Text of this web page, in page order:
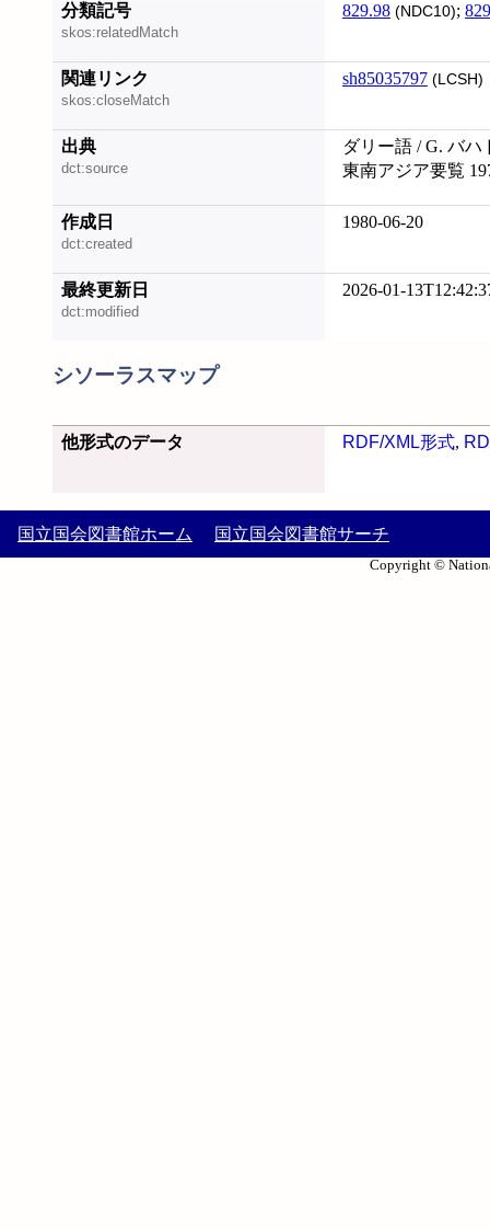
分類記号
skos:relatedMatch
829.98 (NDC10);
関連リンク
skos:closeMatch
sh85035797 (LCSH)
出典
dct:source
ダリー語 / G. バ
東南アジア要覧
作成日
dct:created
1980-06-20
最終更新日
dct:modified
2026-01-
シソーラスマップ
他形式のデータ RDF/XML形式,
国立国会図書館ホーム 国立国会図書館サーチ
Copyright ©